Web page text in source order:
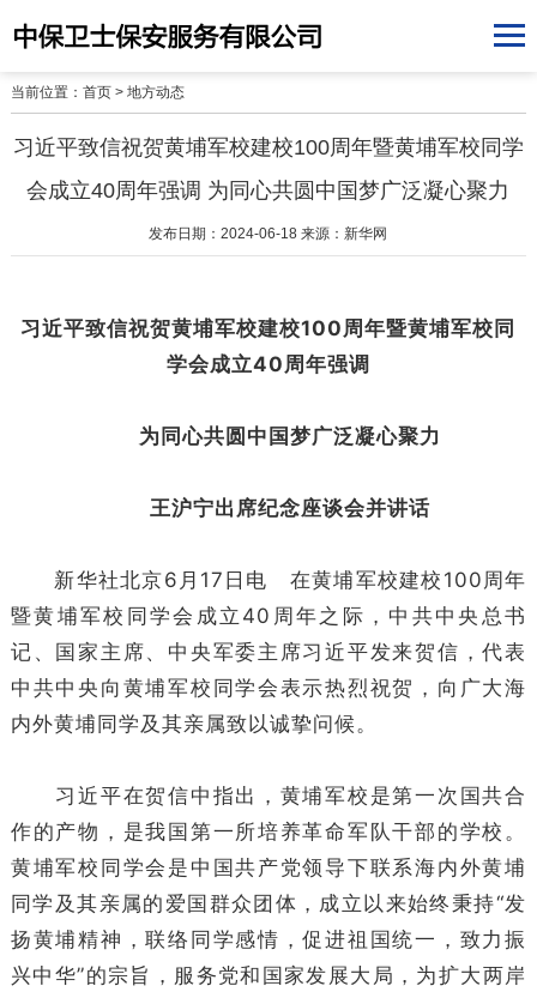
当前位置： 首页> 地方动态
习近平致信祝贺黄埔军校建校100周年暨黄埔军校同学
会成立40周年强调 为同心共圆中国梦广泛凝心聚力
发布日期：2024-06-18 来源：新华网
习近平致信祝贺黄埔军校建校100周年暨黄埔军校同
学会成立40周年强调
为同心共圆中国梦广泛凝心聚力
王沪宁出席纪念座谈会并讲话
新华社北京6月17日电 在黄埔军校建校100周年
暨黄埔军校同学会成立40周年之际，中共中央总书
记、国家主席、中央军委主席习近平发来贺信，代表
中共中央向黄埔军校同学会表示热烈祝贺，向广大海
内外黄埔同学及其亲属致以诚挚问候。
习近平在贺信中指出，黄埔军校是第一次国共合
作的产物，是我国第一所培养革命军队干部的学校。
黄埔军校同学会是中国共产党领导下联系海内外黄埔
同学及其亲属的爱国群众团体，成立以来始终秉持“发
扬黄埔精神，联络同学感情，促进祖国统一，致力振
兴中华”的宗旨，服务党和国家发展大局，为扩大两岸